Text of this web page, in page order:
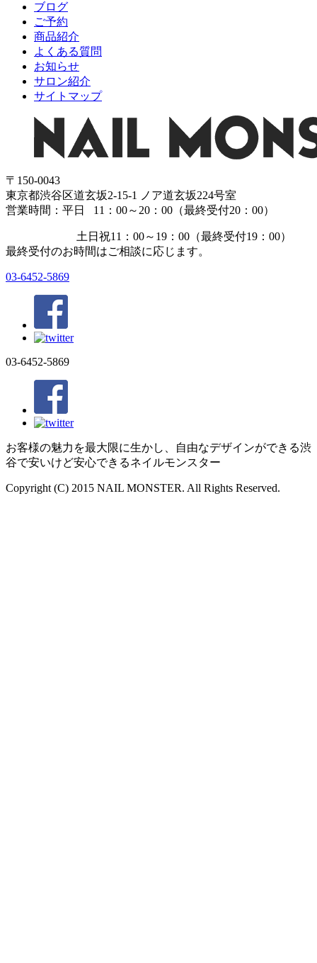
ブログ
ご予約
商品紹介
よくある質問
お知らせ
サロン紹介
サイトマップ
〒150-0043
東京都渋谷区道玄坂2-15-1 ノア道玄坂224号室
営業時間：平日 11：00～20：00（最終受付20：00）
土日祝11：00～19：00（最終受付19：00）
最終受付のお時間はご相談に応じます。
03-6452-5869
03-6452-5869
お客様の魅力を最大限に生かし、自由なデザインができる渋
谷で安いけど安心できるネイルモンスター
Copyright (C) 2015 NAIL MONSTER. All Rights Reserved.